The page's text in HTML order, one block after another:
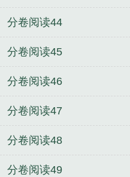
分卷阅读44
分卷阅读45
分卷阅读46
分卷阅读47
分卷阅读48
分卷阅读49